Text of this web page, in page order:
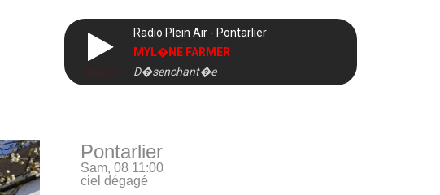
Radio Plein Air - Pontarlier
MYL�NE FARMER
D�senchant�e
Pontarlier
Sam, 08 11:00
ciel dégagé